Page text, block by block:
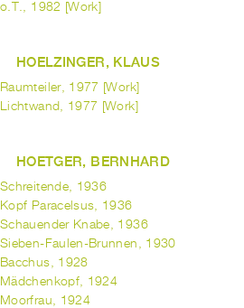
o.T., 1982 [Work]
HOELZINGER, KLAUS
Raumteiler, 1977 [Work]
Lichtwand, 1977 [Work]
HOETGER, BERNHARD
Schreitende, 1936
Kopf Paracelsus, 1936
Schauender Knabe, 1936
Sieben-Faulen-Brunnen, 1930
Bacchus, 1928
Mädchenkopf, 1924
Moorfrau, 1924